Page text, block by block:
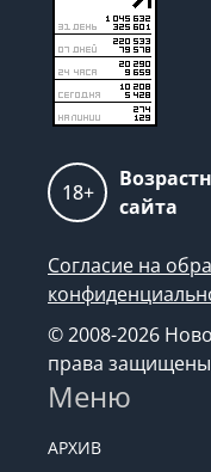
18+
сайта
Согласие на
© 2008-2026
права
Меню
АРХИВ